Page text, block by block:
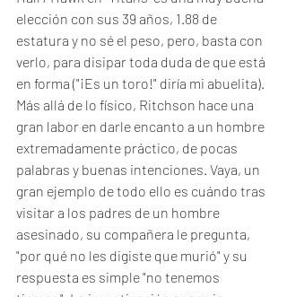
elección con sus 39 años, 1.88 de
estatura y no sé el peso, pero, basta con
verlo, para disipar toda duda de que está
en forma ("¡Es un toro!" diría mi abuelita).
Más allá de lo físico, Ritchson hace una
gran labor en darle encanto a un hombre
extremadamente práctico, de pocas
palabras y buenas intenciones. Vaya, un
gran ejemplo de todo ello es cuándo tras
visitar a los padres de un hombre
asesinado, su compañera le pregunta,
"por qué no les digiste que murió" y su
respuesta es simple "no tenemos